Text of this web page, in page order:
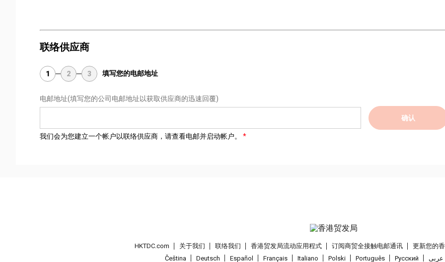
联络供应商
1 2 3 填写您的电邮地址
电邮地址(填写您的公司电邮地址以获取供应商的迅速回覆)
确认
我们会为您建立一个帐户以联络供应商，请查看电邮并启动帐户。
HKTDC.com 关于我们 联络我们 香港贸发局流动应用程式 订阅商贸全接触电邮通讯
更新您的
Čeština
Deutsch Español Français Italiano Polski Português Pусский عربى